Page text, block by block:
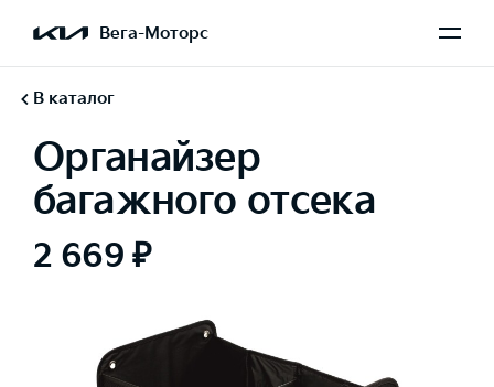
Вега-Моторс
В каталог
Органайзер
багажного отсека
2 669 ₽